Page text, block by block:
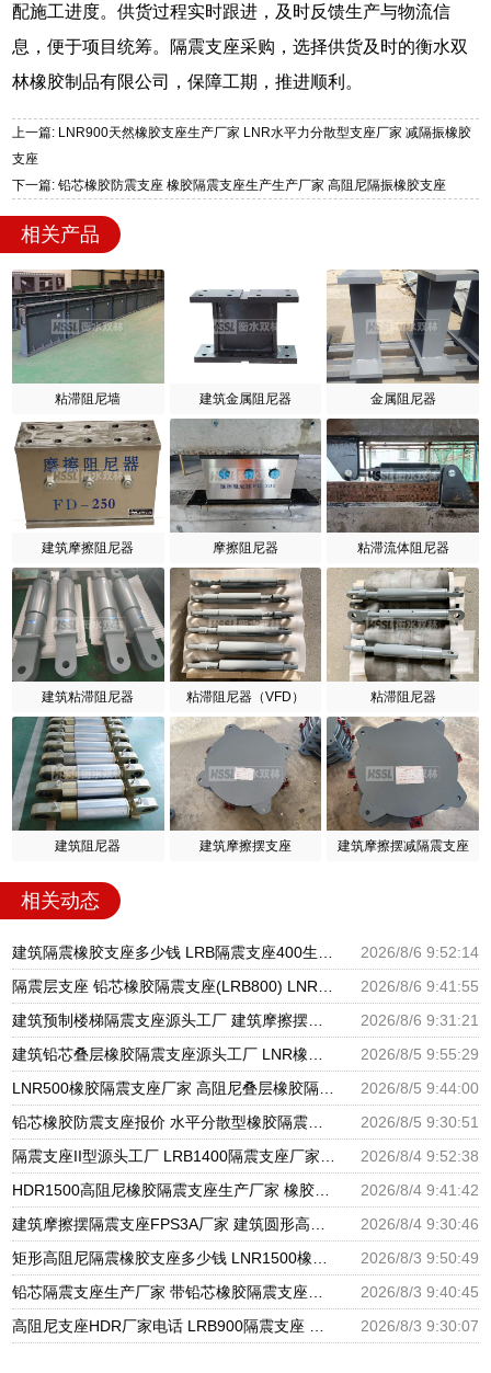
配施工进度。供货过程实时跟进，及时反馈生产与物流信
息，便于项目统筹。隔震支座采购，选择供货及时的衡水双
林橡胶制品有限公司，保障工期，推进顺利。
上一篇: LNR900天然橡胶支座生产厂家 LNR水平力分散型支座厂家 减隔振橡胶
支座
下一篇: 铅芯橡胶防震支座 橡胶隔震支座生产生产厂家 高阻尼隔振橡胶支座
相关产品
粘滞阻尼墙 建筑金属阻尼器 金属阻尼器
建筑摩擦阻尼器 摩擦阻尼器 粘滞流体阻尼器
建筑粘滞阻尼器 粘滞阻尼器（VFD） 粘滞阻尼器
建筑阻尼器 建筑摩擦摆支座 建筑摩擦摆减隔震支座
相关动态
2026/8/6 9:52:14
2026/8/6 9:41:55
2026/8/6 9:31:21
2026/8/5 9:55:29
2026/8/5 9:44:00
2026/8/5 9:30:51
2026/8/4 9:52:38
2026/8/4 9:41:42
2026/8/4 9:30:46
2026/8/3 9:50:49
2026/8/3 9:40:45
2026/8/3 9:30:07